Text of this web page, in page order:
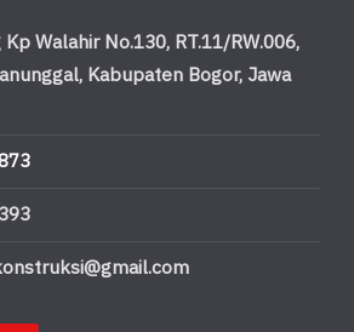
Walahir No.130, RT.11/RW.006,
Kabupaten Bogor, Jawa